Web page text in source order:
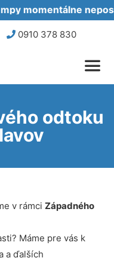
momentálne
0910 378 830
odtoku
v rámci Západného
Máme pre vás k
a ďalších